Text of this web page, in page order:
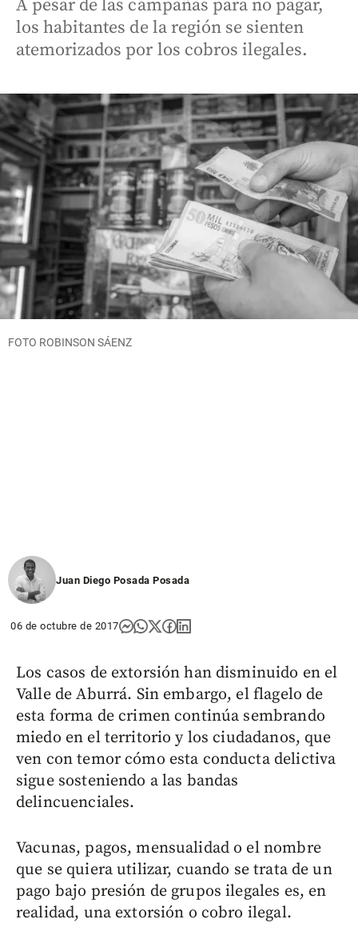
A pesar de las campañas para no pagar,
los habitantes de la región se sienten
atemorizados por los cobros ilegales.
FOTO ROBINSON SÁENZ
Juan Diego Posada Posada
06 de octubre de 2017
Los casos de extorsión han disminuido en el
Valle de Aburrá. Sin embargo, el flagelo de
esta forma de crimen continúa sembrando
miedo en el territorio y los ciudadanos, que
ven con temor cómo esta conducta delictiva
sigue sosteniendo a las bandas
delincuenciales.
Vacunas, pagos, mensualidad o el nombre
que se quiera utilizar, cuando se trata de un
pago bajo presión de grupos ilegales es, en
realidad, una extorsión o cobro ilegal.